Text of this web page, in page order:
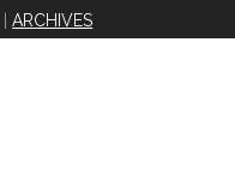
|ARCHIVES